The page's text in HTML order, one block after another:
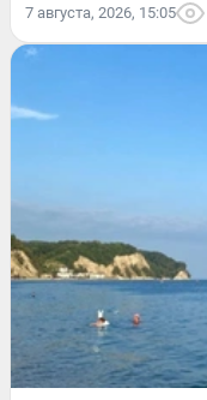
7 августа, 2026, 15:05